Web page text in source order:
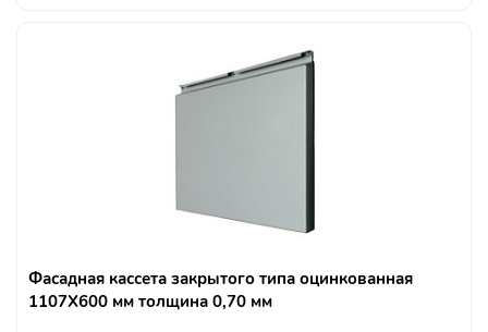
Фасадная кассета закрытого типа оцинкованная
1107Х600 мм толщина 0,70 мм